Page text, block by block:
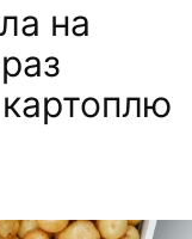
на